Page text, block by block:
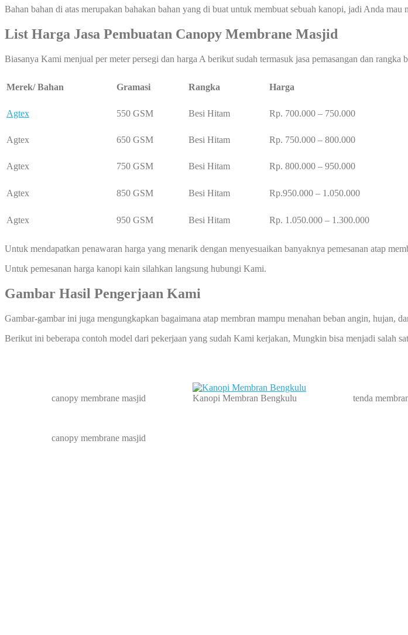
Bahan bahan di atas merupakan bahakan bahan yang di buat untuk membuat sebuah kanopi, jadi Anda mau
List Harga Jasa Pembuatan Canopy Membrane Masjid
Biasanya Kami menjual per meter persegi dan harga A berikut sudah termasuk jasa pemasangan dan rangka
Merek/ Bahan Gramasi Rangka Harga
Agtex 550 GSM Besi Hitam Rp. 700.000 – 750.000
Agtex 650 GSM Besi Hitam Rp. 750.000 – 800.000
Agtex 750 GSM Besi Hitam Rp. 800.000 – 950.000
Agtex 850 GSM Besi Hitam Rp.950.000 – 1.050.000
Agtex 950 GSM Besi Hitam Rp. 1.050.000 – 1.300.000
Untuk mendapatkan penawaran harga yang menarik dengan menyesuaikan banyaknya pemesanan atap
Untuk pemesanan harga kanopi kain silahkan langsung hubungi Kami.
Gambar Hasil Pengerjaan Kami
Gambar-gambar ini juga mengungkapkan bagaimana atap membran mampu menahan beban angin, hujan,
Berikut ini beberapa contoh model dari pekerjaan yang sudah Kami kerjakan, Mungkin bisa menjadi salah
canopy membrane masjid Kanopi Membran Bengkulu tenda
canopy membrane masjid